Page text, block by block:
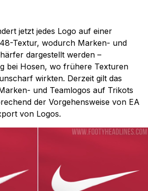
jetzt jedes Logo auf einer
Textur, wodurch Marken- und
dargestellt werden –
bei Hosen, wo frühere Texturen
wirkten. Derzeit gilt das
und Teamlogos auf Trikots
der Vorgehensweise von EA
von Logos.